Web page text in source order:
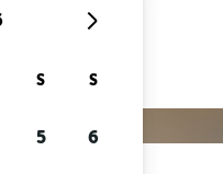
S S
5 6